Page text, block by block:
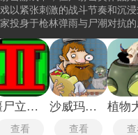
以紧张刺激的战斗节奏和沉浸
投身于枪林弹雨与尸潮对抗的
的动态战场中对空间预判的考
准爆头快感，或是动态难度系
都让玩家在肾上腺素飙升的同
感。不同于传统射击游戏的单
源管理、战术布局与武器改造
僵尸立方体2
查看
沙威玛大战僵尸
查看